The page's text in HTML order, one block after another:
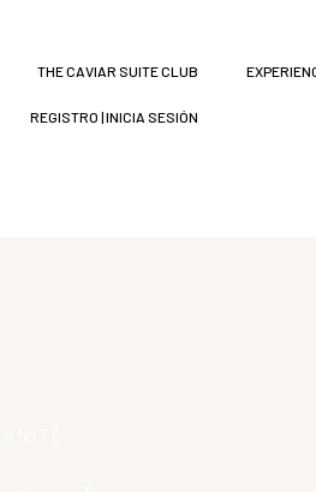
THE CAVIAR SUITE CLUB
REGISTRO | INICIA SESIÓN